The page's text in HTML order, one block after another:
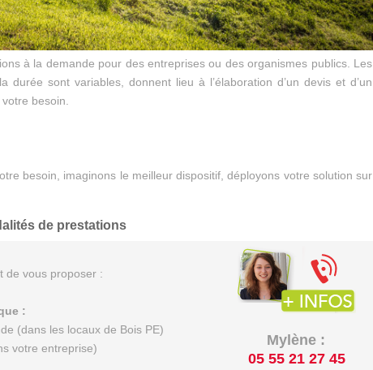
à la demande pour des entreprises ou des organismes publics. Les
durée sont variables, donnent lieu à l’élaboration d’un devis et d’un
besoin.
besoin, imaginons le meilleur dispositif, déployons votre solution sur
de prestations
de vous proposer :
:
(dans les locaux de Bois PE)
votre entreprise)
Mylène :
05 55 21 27 45